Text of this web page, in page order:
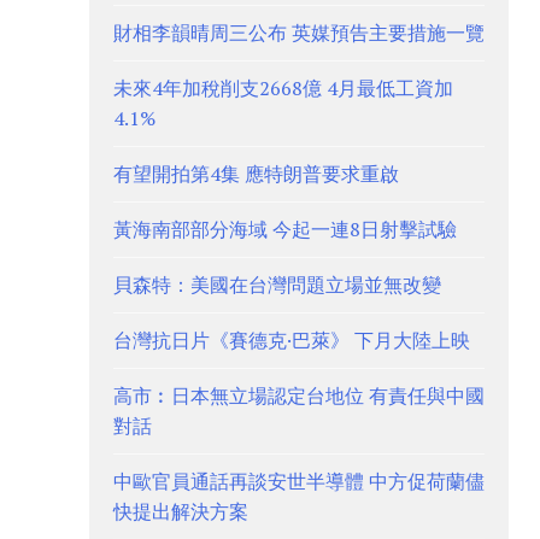
財相李韻晴周三公布 英媒預告主要措施一覽
未來4年加稅削支2668億 4月最低工資加
4.1%
有望開拍第4集 應特朗普要求重啟
黃海南部部分海域 今起一連8日射擊試驗
貝森特：美國在台灣問題立場並無改變
台灣抗日片《賽德克·巴萊》 下月大陸上映
高市︰日本無立場認定台地位 有責任與中國
對話
中歐官員通話再談安世半導體 中方促荷蘭儘
快提出解決方案